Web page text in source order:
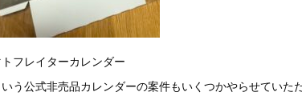
フレイターカレンダー
いう公式非売品カレンダーの案件もいくつかやらせていた